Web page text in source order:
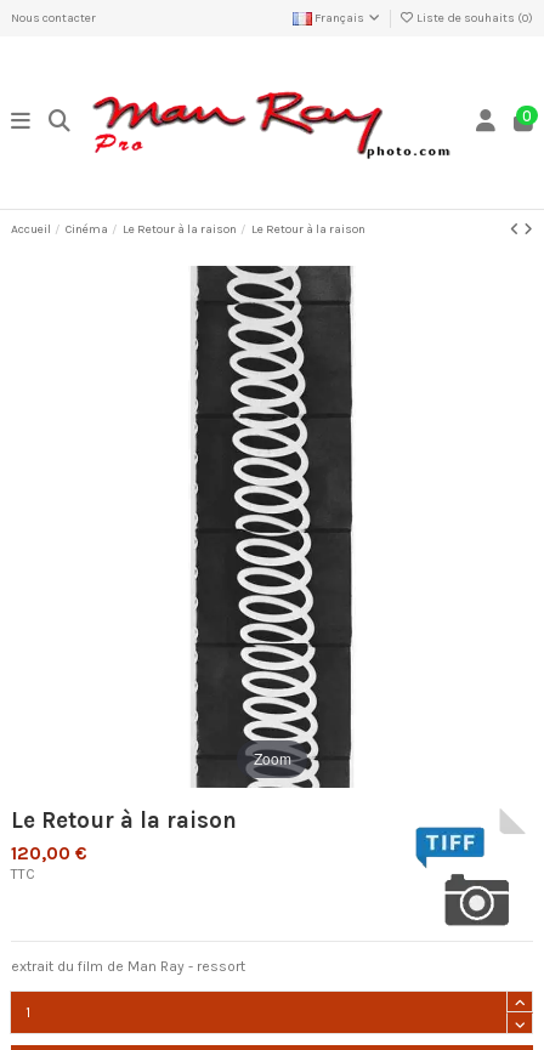
Nous contacter Français Liste de souhaits (0)
0
Accueil Cinéma Le Retour à la raison Le Retour à la raison
Zoom
Le Retour à la raison
120,00 €
TTC
extrait du film de Man Ray - ressort